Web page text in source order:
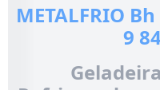
METALFRIO
9